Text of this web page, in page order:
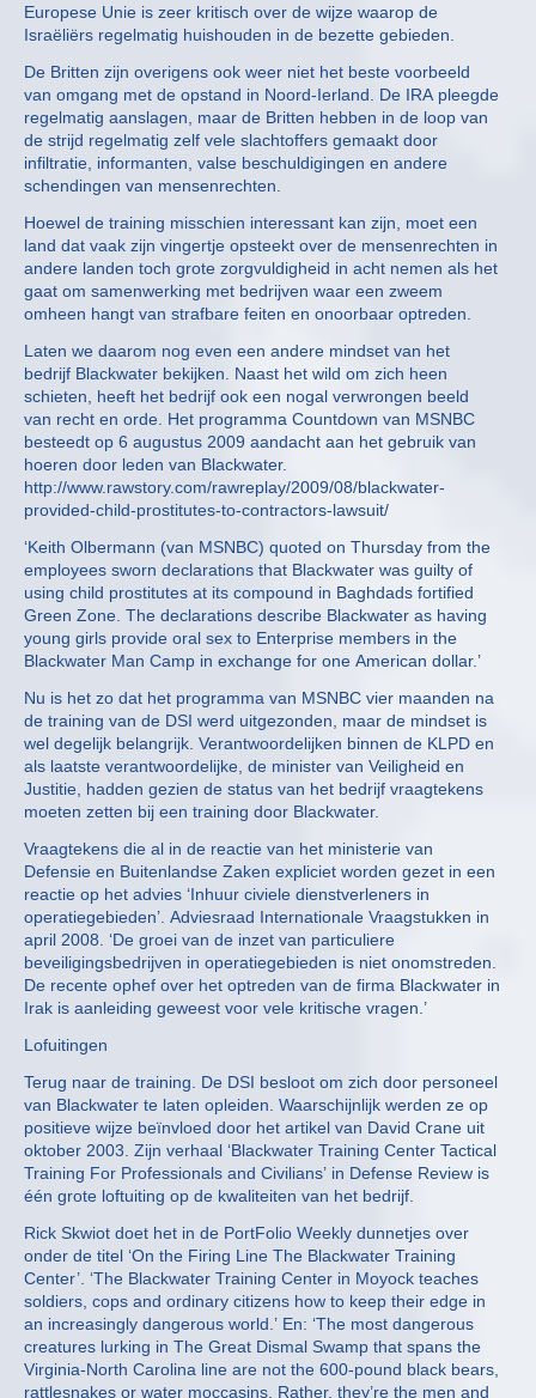
Europese Unie is zeer kritisch over de wijze waarop de
Israëliërs regelmatig huishouden in de bezette gebieden.
De Britten zijn overigens ook weer niet het beste voorbeeld
van omgang met de opstand in Noord-Ierland. De IRA pleegde
regelmatig aanslagen, maar de Britten hebben in de loop van
de strijd regelmatig zelf vele slachtoffers gemaakt door
infiltratie, informanten, valse beschuldigingen en andere
schendingen van mensenrechten.
Hoewel de training misschien interessant kan zijn, moet een
land dat vaak zijn vingertje opsteekt over de mensenrechten in
andere landen toch grote zorgvuldigheid in acht nemen als het
gaat om samenwerking met bedrijven waar een zweem
omheen hangt van strafbare feiten en onoorbaar optreden.
Laten we daarom nog even een andere mindset van het
bedrijf Blackwater bekijken. Naast het wild om zich heen
schieten, heeft het bedrijf ook een nogal verwrongen beeld
van recht en orde. Het programma Countdown van MSNBC
besteedt op 6 augustus 2009 aandacht aan het gebruik van
hoeren door leden van Blackwater.
http://www.rawstory.com/rawreplay/2009/08/blackwater-
provided-child-prostitutes-to-contractors-lawsuit/
‘Keith Olbermann (van MSNBC) quoted on Thursday from the
employees sworn declarations that Blackwater was guilty of
using child prostitutes at its compound in Baghdads fortified
Green Zone. The declarations describe Blackwater as having
young girls provide oral sex to Enterprise members in the
Blackwater Man Camp in exchange for one American dollar.’
Nu is het zo dat het programma van MSNBC vier maanden na
de training van de DSI werd uitgezonden, maar de mindset is
wel degelijk belangrijk. Verantwoordelijken binnen de KLPD en
als laatste verantwoordelijke, de minister van Veiligheid en
Justitie, hadden gezien de status van het bedrijf vraagtekens
moeten zetten bij een training door Blackwater.
Vraagtekens die al in de reactie van het ministerie van
Defensie en Buitenlandse Zaken expliciet worden gezet in een
reactie op het advies ‘Inhuur civiele dienstverleners in
operatiegebieden’. Adviesraad Internationale Vraagstukken in
april 2008. ‘De groei van de inzet van particuliere
beveiligingsbedrijven in operatiegebieden is niet onomstreden.
De recente ophef over het optreden van de firma Blackwater in
Irak is aanleiding geweest voor vele kritische vragen.’
Lofuitingen
Terug naar de training. De DSI besloot om zich door personeel
van Blackwater te laten opleiden. Waarschijnlijk werden ze op
positieve wijze beïnvloed door het artikel van David Crane uit
oktober 2003. Zijn verhaal ‘Blackwater Training Center Tactical
Training For Professionals and Civilians’ in Defense Review is
één grote loftuiting op de kwaliteiten van het bedrijf.
Rick Skwiot doet het in de PortFolio Weekly dunnetjes over
onder de titel ‘On the Firing Line The Blackwater Training
Center’. ‘The Blackwater Training Center in Moyock teaches
soldiers, cops and ordinary citizens how to keep their edge in
an increasingly dangerous world.’ En: ‘The most dangerous
creatures lurking in The Great Dismal Swamp that spans the
Virginia-North Carolina line are not the 600-pound black bears,
rattlesnakes or water moccasins. Rather, they’re the men and